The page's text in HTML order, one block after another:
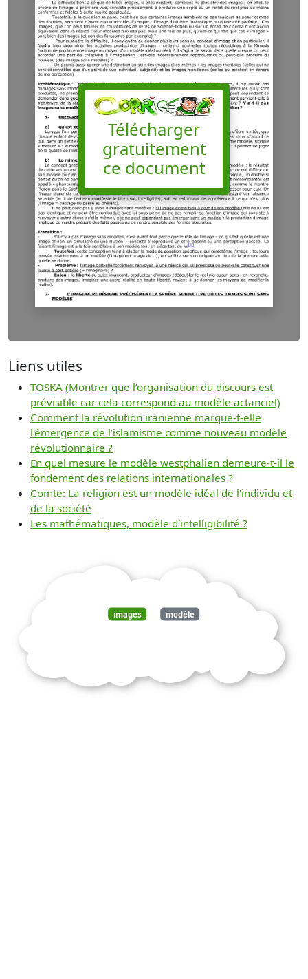
Télécharger
gratuitement
ce document
Liens utiles
TOSKA (Montrer que l’organisation du discours est
prévisible car cela correspond au modèle actanciel)
Comment la révolution iranienne marque-t-elle
l'émergence de l’islamisme comme nouveau modèle
révolutionnaire ?
En quel mesure le modèle westphalien demeure-t-il le
fondement des relations internationales ?
Comte: La religion est un modèle idéal de l'individu et
de la société
Les mathématiques, modèle d'intelligibilité ?
images modèle